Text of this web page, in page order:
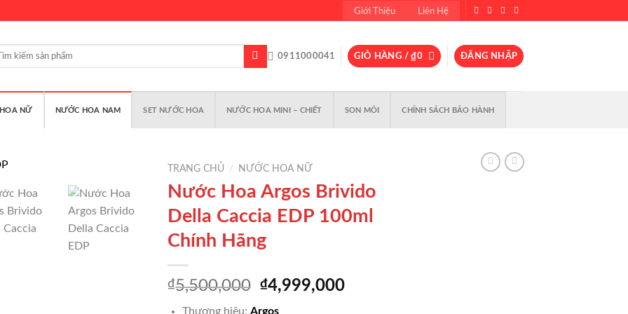
Giới Thiệu Liên Hệ
0911000041 GIỎ HÀNG /₫0 ĐĂNG NHẬP
NỮ NƯỚC HOA NAM SET NƯỚC HOA NƯỚC HOA MINI – CHIẾT SON MÔI CHÍNH SÁCH BẢO HÀNH
Add to
TRANG CHỦ / NƯỚC HOA NỮ
Nước Hoa Argos Brivido
Della Caccia EDP 100ml
Chính Hãng
₫5,500,000 Giá
₫4,999,000Giá
Thương hiệu: Argos